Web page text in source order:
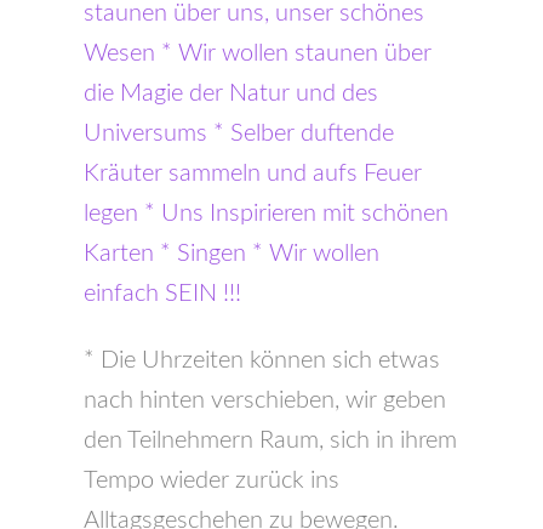
staunen über uns, unser schönes
Wesen * Wir wollen staunen über
die Magie der Natur und des
Universums * Selber duftende
Kräuter sammeln und aufs Feuer
legen * Uns Inspirieren mit schönen
Karten * Singen * Wir wollen
einfach SEIN !!!
* Die Uhrzeiten können sich etwas
nach hinten verschieben, wir geben
den Teilnehmern Raum, sich in ihrem
Tempo wieder zurück ins
Alltagsgeschehen zu bewegen.